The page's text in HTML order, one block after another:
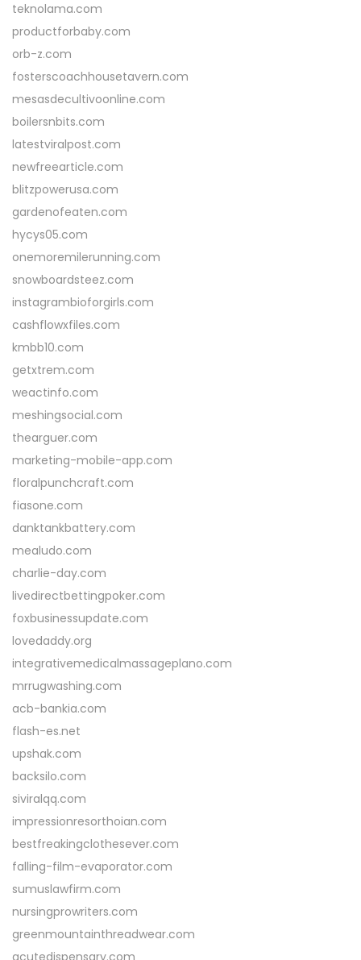
teknolama.com
productforbaby.com
orb-z.com
fosterscoachhousetavern.com
mesasdecultivoonline.com
boilersnbits.com
latestviralpost.com
newfreearticle.com
blitzpowerusa.com
gardenofeaten.com
hycys05.com
onemoremilerunning.com
snowboardsteez.com
instagrambioforgirls.com
cashflowxfiles.com
kmbb10.com
getxtrem.com
weactinfo.com
meshingsocial.com
thearguer.com
marketing-mobile-app.com
floralpunchcraft.com
fiasone.com
danktankbattery.com
mealudo.com
charlie-day.com
livedirectbettingpoker.com
foxbusinessupdate.com
lovedaddy.org
integrativemedicalmassageplano.com
mrrugwashing.com
acb-bankia.com
flash-es.net
upshak.com
backsilo.com
siviralqq.com
impressionresorthoian.com
bestfreakingclothesever.com
falling-film-evaporator.com
sumuslawfirm.com
nursingprowriters.com
greenmountainthreadwear.com